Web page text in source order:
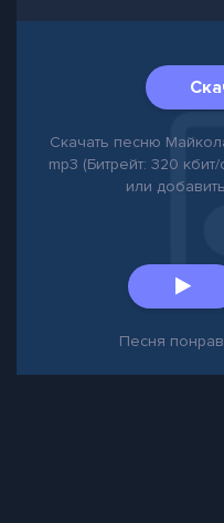
Скачать песню
mp3 (Битрейт: 320
или
Песня